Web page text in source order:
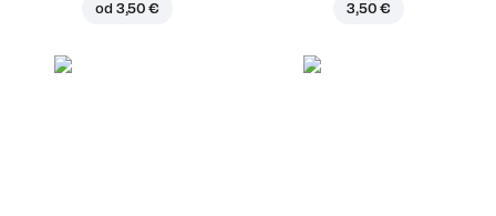
od 3,50 € 3,50 €